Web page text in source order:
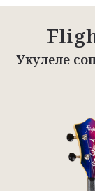
Укулеле